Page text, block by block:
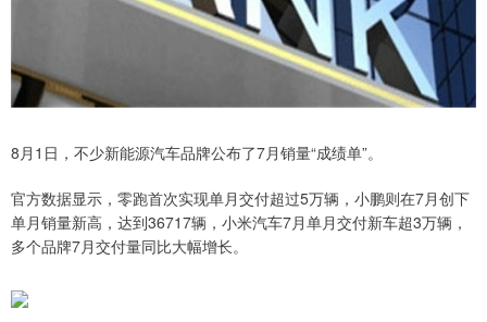
8月1日，不少新能源汽车品牌公布了7月销量“成绩单”。
官方数据显示，零跑首次实现单月交付超过5万辆，小鹏则在7月创下
单月销量新高，达到36717辆，小米汽车7月单月交付新车超3万辆，
多个品牌7月交付量同比大幅增长。